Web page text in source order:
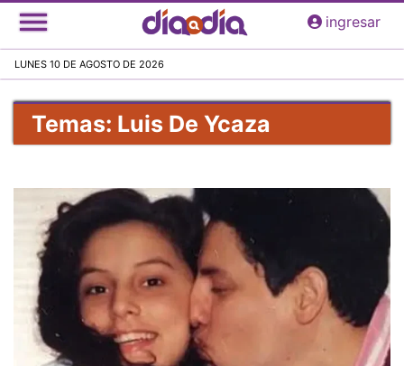
Pasar
al
principal
ingresar
LUNES 10 DE AGOSTO DE 2026
Temas: Luis De Ycaza